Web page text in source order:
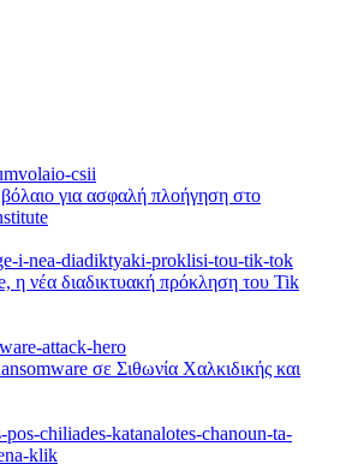
για ασφαλή πλοήγηση στο
η νέα διαδικτυακή πρόκληση του Tik
σε Σιθωνία Χαλκιδικής και